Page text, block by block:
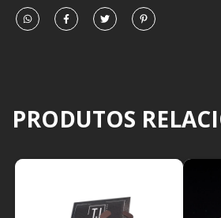
PRODUTOS